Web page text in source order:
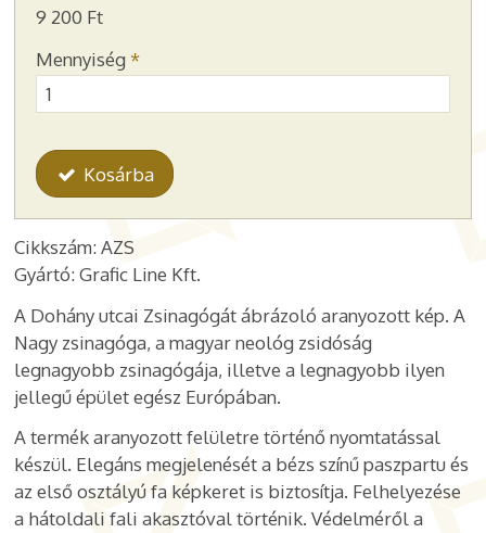
9 200 Ft
Mennyiség *
Kosárba
Cikkszám: AZS
Gyártó: Grafic Line Kft.
A Dohány utcai Zsinagógát ábrázoló aranyozott kép. A
Nagy zsinagóga, a magyar neológ zsidóság
legnagyobb zsinagógája, illetve a legnagyobb ilyen
jellegű épület egész Európában.
A termék aranyozott felületre történő nyomtatással
készül. Elegáns megjelenését a bézs színű paszpartu és
az első osztályú fa képkeret is biztosítja. Felhelyezése
a hátoldali fali akasztóval történik. Védelméről a